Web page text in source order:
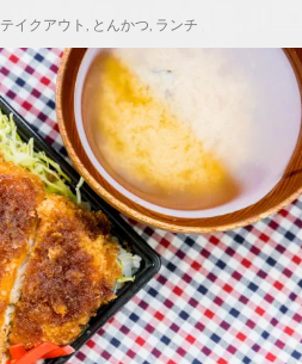
テイクアウト , とんかつ, ランチ